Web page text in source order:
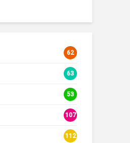
62
63
53
107
112